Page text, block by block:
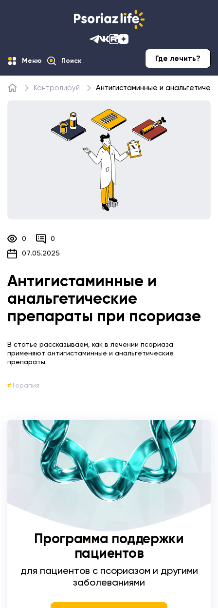
Меню Поиск Где лечить?
Главная Контролируй Антигистаминные и
0 0
07.05.2025
Антигистаминные и
анальгетические
препараты при псориазе
В статье рассказываем, как в лечении псориаза
применяют антигистаминные и анальгетические
препараты.
Терапия
Программа поддержки
пациентов
для пациентов с псориазом и другими
заболеваниями